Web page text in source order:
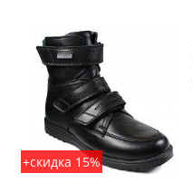
+скидка 15%